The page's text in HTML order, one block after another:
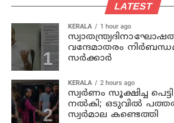
LATEST
KERALA 1 hour ago
വന്ദേമാതരം
സര്‍ക്കാര്‍
KERALA 2 hours ago
സ്വര്‍ണം സൂക്ഷിച്ച
നല്‍കി; ഒടുവില്‍
സ്വര്‍മാല കണ്ടെത്തി